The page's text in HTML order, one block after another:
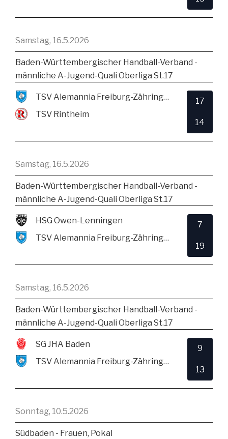
Samstag, 16.5.2026
Baden-Württembergischer Handball-Verband -
männliche A-Jugend-Quali Oberliga St.17
TSV Alemannia Freiburg-Zähringen
TSV Rintheim
17
14
Samstag, 16.5.2026
Baden-Württembergischer Handball-Verband -
männliche A-Jugend-Quali Oberliga St.17
HSG Owen-Lenningen
TSV Alemannia Freiburg-Zähringen
7
19
Samstag, 16.5.2026
Baden-Württembergischer Handball-Verband -
männliche A-Jugend-Quali Oberliga St.17
SG JHA Baden
TSV Alemannia Freiburg-Zähringen
9
13
Sonntag, 10.5.2026
Südbaden - Frauen, Pokal